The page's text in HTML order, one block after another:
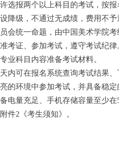
选报两个以上科目的考试，按
降级，不通过无成绩，费用不予
会统一命题，由中国美术学院考
考证、参加考试，遵守考试纪律
业科目内容准备考试材料。
内可在报名系统查询考试结果、
的环境中参加考试，并具备稳定
电量充足、手机存储容量至少在
件2《考生须知》。